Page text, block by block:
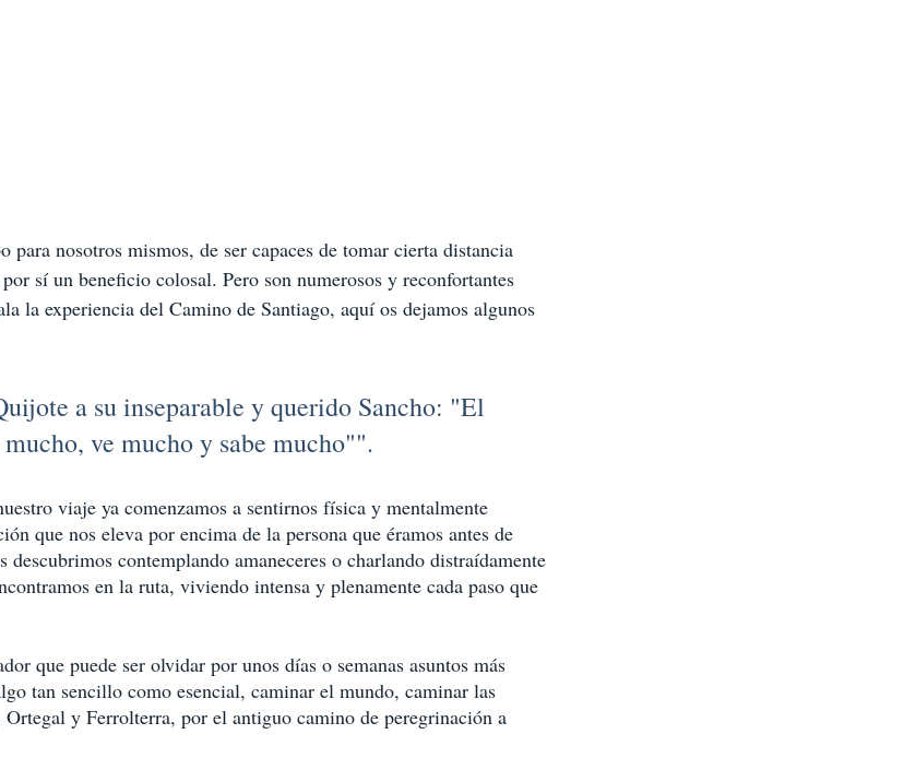
para nosotros mismos, de ser capaces de tomar cierta distancia
sí un beneficio colosal. Pero son numerosos y reconfortantes
la experiencia del Camino de Santiago, aquí os dejamos algunos
a su inseparable y querido Sancho: "El
ve mucho y sabe mucho"".
viaje ya comenzamos a sentirnos física y mentalmente
que nos eleva por encima de la persona que éramos antes de
contemplando amaneceres o charlando distraídamente
en la ruta, viviendo intensa y plenamente cada paso que
que puede ser olvidar por unos días o semanas asuntos más
tan sencillo como esencial, caminar el mundo, caminar las
y Ferrolterra, por el antiguo camino de peregrinación a